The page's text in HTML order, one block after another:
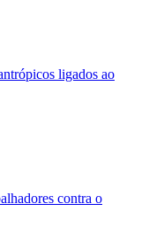
ligados ao
contra o